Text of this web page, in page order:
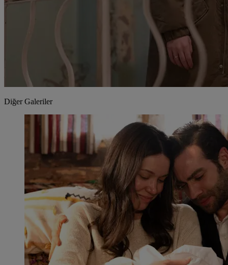
Diğer Galeriler